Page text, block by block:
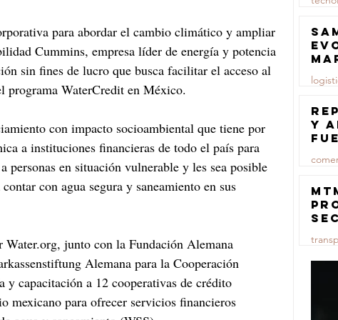
para abordar el cambio climático y ampliar
Cummins, empresa líder de energía y potencia
sin fines de lucro que busca facilitar el acceso al
programa WaterCredit en México.
con impacto socioambiental que tiene por
a instituciones financieras de todo el país para
personas en situación vulnerable y les sea posible
con agua segura y saneamiento en sus
Water.org, junto con la Fundación Alemana
Alemana para la Cooperación
y capacitación a 12 cooperativas de crédito
mexicano para ofrecer servicios financieros
23 jul
23 jul
y
23 jul